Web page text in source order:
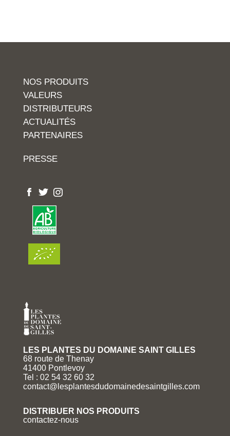
NOS PRODUITS
VALEURS
DISTRIBUTEURS
ACTUALITÉS
PARTENAIRES
PRESSE
LES PLANTES DU DOMAINE SAINT GILLES
68 route de Thenay
41400 Pontlevoy
Tel : 02 54 32 60 32
contact@lesplantesdudomainedesaintgilles.com
DISTRIBUER NOS PRODUITS
contactez-nous